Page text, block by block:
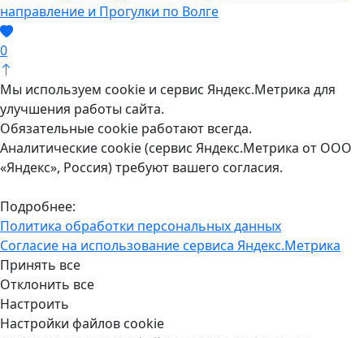
направление и Прогулки по Волге
0
Мы используем cookie и сервис Яндекс.Метрика для
улучшения работы сайта.
Обязательные cookie работают всегда.
Аналитические cookie (сервис Яндекс.Метрика от ООО
«Яндекс», Россия) требуют вашего согласия.
Подробнее:
Политика обработки персональных данных
Согласие на использование сервиса Яндекс.Метрика
Принять все
Отклонить все
Настроить
Настройки файлов cookie